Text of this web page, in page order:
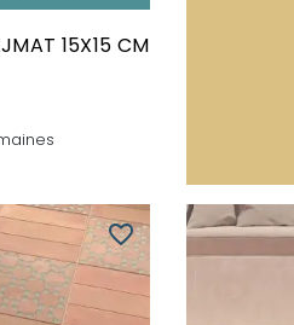
15X15 CM
favorite_border